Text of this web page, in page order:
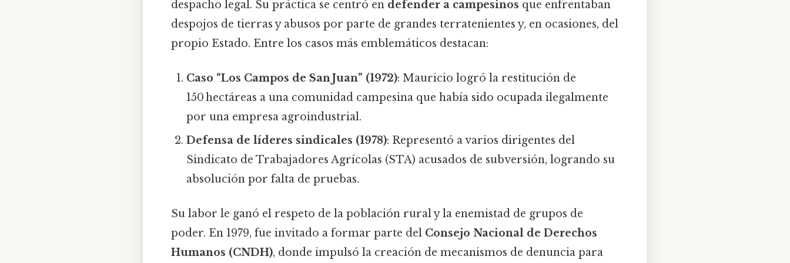
despacho legal. Su práctica se centró en defender a campesinos que enfrentaban
despojos de tierras y abusos por parte de grandes terratenientes y, en ocasiones, del
propio Estado. Entre los casos más emblemáticos destacan:
Caso “Los Campos de San Juan” (1972): Mauricio logró la restitución de
150 hectáreas a una comunidad campesina que había sido ocupada ilegalmente
por una empresa agroindustrial.
Defensa de líderes sindicales (1978): Representó a varios dirigentes del
Sindicato de Trabajadores Agrícolas (STA) acusados de subversión, logrando su
absolución por falta de pruebas.
Su labor le ganó el respeto de la población rural y la enemistad de grupos de
poder. En 1979, fue invitado a formar parte del Consejo Nacional de Derechos
Humanos (CNDH), donde impulsó la creación de mecanismos de denuncia para